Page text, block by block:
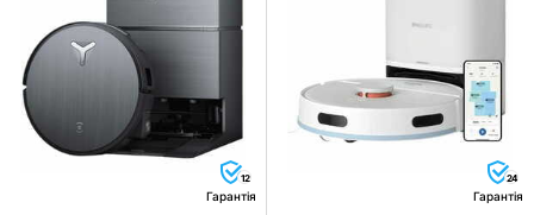
12
Гарантія
24
Гарантія